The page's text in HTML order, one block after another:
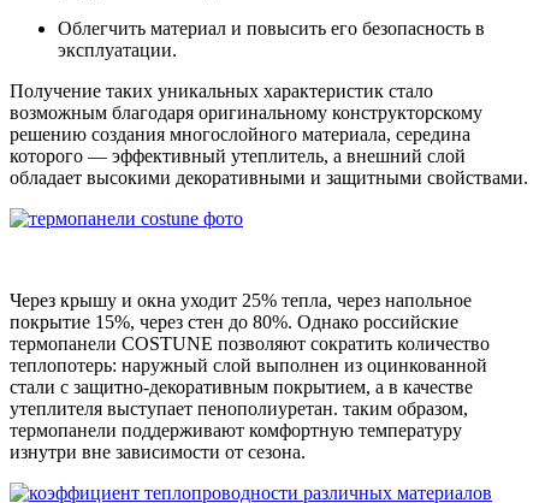
Облегчить материал и повысить его безопасность в
эксплуатации.
Получение таких уникальных характеристик стало
возможным благодаря оригинальному конструкторскому
решению создания многослойного материала, середина
которого — эффективный утеплитель, а внешний слой
обладает высокими декоративными и защитными свойствами.
Через крышу и окна уходит 25% тепла, через напольное
покрытие 15%, через стен до 80%. Однако российские
термопанели COSTUNE позволяют сократить количество
теплопотерь: наружный слой выполнен из оцинкованной
стали с защитно-декоративным покрытием, а в качестве
утеплителя выступает пенополиуретан. таким образом,
термопанели поддерживают комфортную температуру
изнутри вне зависимости от сезона.